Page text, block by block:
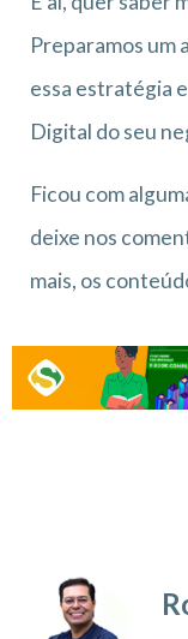
Preparamos um
essa estratégia
Digital do seu
Ficou com
deixe nos
mais, os